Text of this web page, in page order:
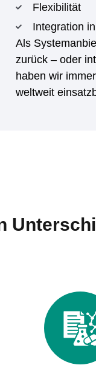
Flexibilität
Integration
Als
zurück – oder
haben wir
weltweit